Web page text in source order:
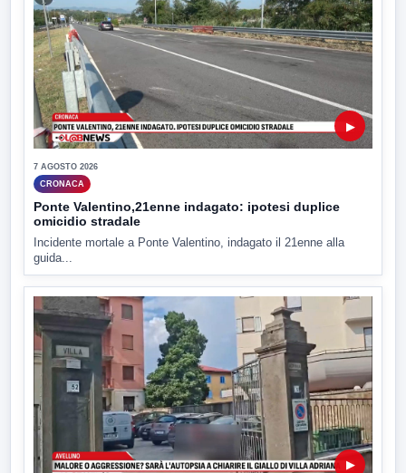
▶
7 AGOSTO 2026
CRONACA
Ponte Valentino,21enne indagato: ipotesi duplice
omicidio stradale
Incidente mortale a Ponte Valentino, indagato il 21enne alla
guida...
▶